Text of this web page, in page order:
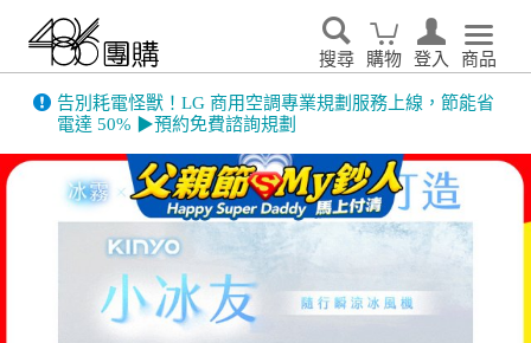
搜尋 購物 登入 商品
告別耗電怪獸！LG 商用空調專業規劃服務上線，節能省
電達 50% ▶預約免費諮詢規劃